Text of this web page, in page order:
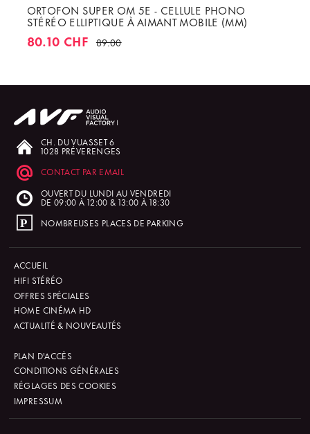
ORTOFON SUPER OM 5E - CELLULE PHONO
STÉRÉO ELLIPTIQUE À AIMANT MOBILE (MM)
80.10 CHF 89.00
CH. DU VUASSET 6
1028 PRÉVERENGES
CONTACT PAR EMAIL
OUVERT DU LUNDI AU VENDREDI
DE 09:00 À 12:00 & 13:00 À 18:30
NOMBREUSES PLACES DE PARKING
ACCUEIL
HIFI STÉRÉO
OFFRES SPÉCIALES
HOME CINÉMA HD
ACTUALITÉ & NOUVEAUTÉS
PLAN D'ACCÈS
CONDITIONS GÉNÉRALES
RÉGLAGES DES COOKIES
IMPRESSUM